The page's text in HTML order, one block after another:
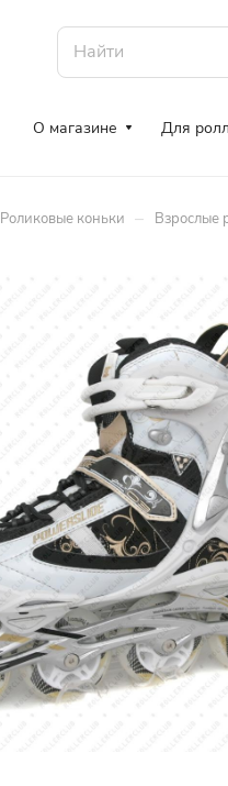
О магазине Для
Роликовые коньки – Взрослые